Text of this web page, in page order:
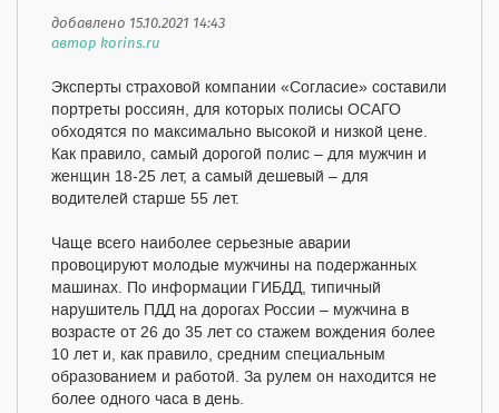
добавлено 15.10.2021 14:43
автор korins.ru
Эксперты страховой компании «Согласие» составили
портреты россиян, для которых полисы ОСАГО
обходятся по максимально высокой и низкой цене.
Как правило, самый дорогой полис – для мужчин и
женщин 18-25 лет, а самый дешевый – для
водителей старше 55 лет.
Чаще всего наиболее серьезные аварии
провоцируют молодые мужчины на подержанных
машинах. По информации ГИБДД, типичный
нарушитель ПДД на дорогах России – мужчина в
возрасте от 26 до 35 лет со стажем вождения более
10 лет и, как правило, средним специальным
образованием и работой. За рулем он находится не
более одного часа в день.